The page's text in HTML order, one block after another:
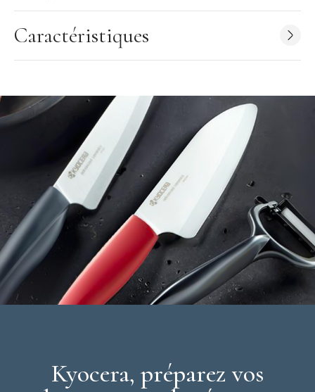
Découpe nette et précise
Caractéristiques du Petit Couteau d'Office Céramique
Couleur du manche : noir
Marque : Kyocera
Caractéristiques
Kyocera, préparez vos